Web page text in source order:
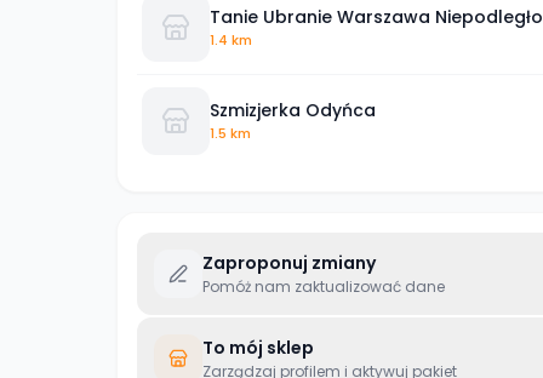
Tanie Ubranie Warszawa
1.4 km
Szmizjerka Odyńca
1.5 km
Zaproponuj zmiany
Pomóż nam zaktualizować dane
To mój sklep
Zarządzaj profilem i aktywuj pakiet